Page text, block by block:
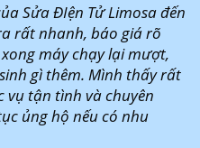
Sửa ĐIện Tử Limosa đến
rất nhanh, báo giá rõ
máy chạy lại mượt,
gì thêm. Mình thấy rất
vụ tận tình và chuyên
ủng hộ nếu có nhu